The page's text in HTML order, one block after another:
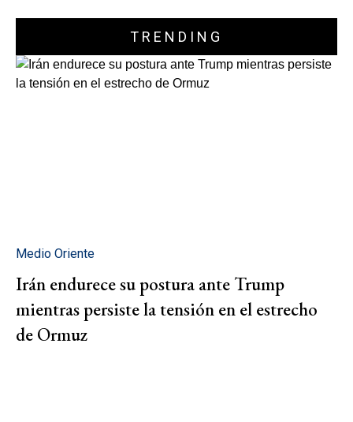
TRENDING
Medio Oriente
Irán endurece su postura ante Trump
mientras persiste la tensión en el estrecho
de Ormuz